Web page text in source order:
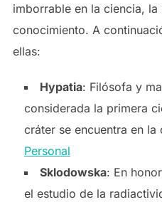
imborrable en la ciencia,
conocimiento. A
ellas:​
Hypatia: Filósofa y
considerada la primera
cráter se encuentra en la
Personal
Sklodowska: En
el estudio de la